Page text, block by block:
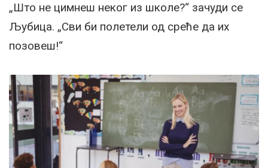
„Што не цимнеш неког из школе?“ зачуди се
Љубица. „Сви би полетели од среће да их
позовеш!“